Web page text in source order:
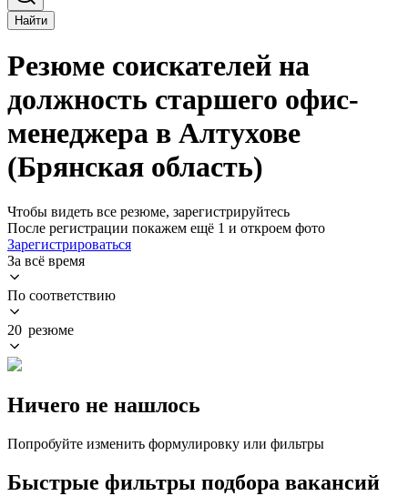
Найти
Резюме соискателей на
должность старшего офис-
менеджера в Алтухове
(Брянская область)
Чтобы видеть все резюме, зарегистрируйтесь
После регистрации покажем ещё 1 и откроем фото
Зарегистрироваться
За всё время
По соответствию
20 резюме
Ничего не нашлось
Попробуйте изменить формулировку или фильтры
Быстрые фильтры подбора вакансий